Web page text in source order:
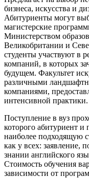
бизнеса, искусства и
Абитуриенты могут
магистерские
Министерством
Великобритании и
студенты участвуют в
компаний, в которых
будущем. Факультет
различными
компаниями,
интенсивной практики.
Поступление в вуз
которого абитуриент и
наиболее подходящую
как у всех: заявление,
знании английского
Стоимость обучения
зависимости от